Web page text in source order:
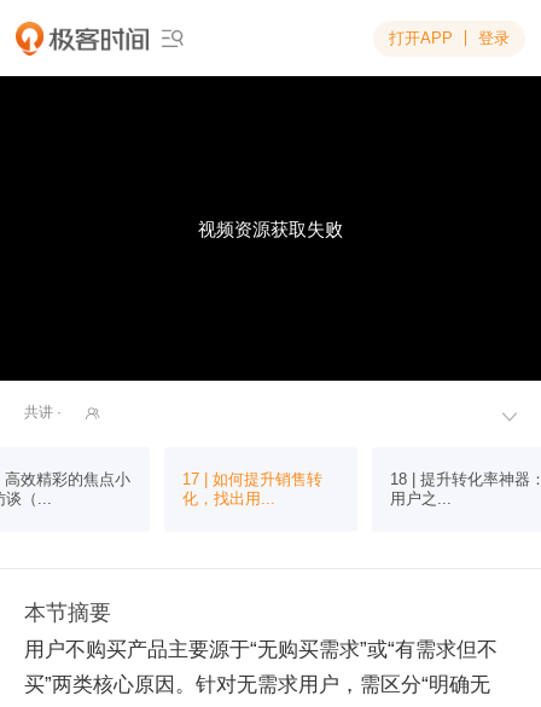
 打开APP 登录
视频资源获取失败

共讲 · 
高效精彩的焦点小
谈（...
17 | 如何提升销售转
化，找出用...
18 | 提升转化率神器
用户之...
本节摘要
用户不购买产品主要源于“无购买需求”或“有需求但不
买”两类核心原因。针对无需求用户，需区分“明确无